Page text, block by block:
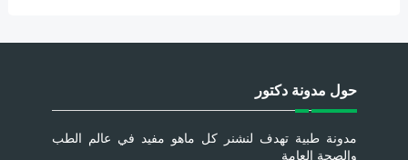
حول مدونة دكتور
مدونة طبية تهدف لنشنر كل ماهو مفيد في عالم الطب
والصحة العامة